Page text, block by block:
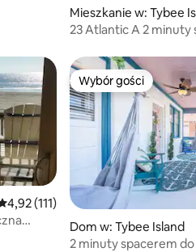
Mieszkanie w: Tybee
23 Atlantic A 2 minuty
gości
ocena: 4,92 na 5, liczba
4,92 (111)
Wybór gości
Wybór gości
Dom w: Tybee Island
2 minuty spacerem